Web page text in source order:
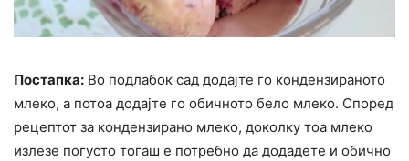
Постапка: Во подлабок сад додајте го кондензираното
млеко, а потоа додајте го обичното бело млеко. Според
рецептот за кондензирано млеко, доколку тоа млеко
излезе погусто тогаш е потребно да додадете и обично